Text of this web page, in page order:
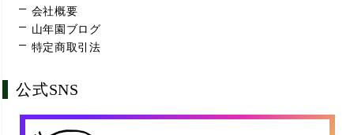
会社概要
山年園ブログ
特定商取引法
公式SNS